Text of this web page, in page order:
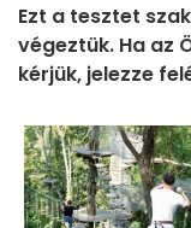
Ezt a tesztet
végeztük. Ha az
kérjük, jelezze